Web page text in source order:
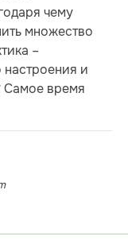
чему
множество
–
и
Самое время